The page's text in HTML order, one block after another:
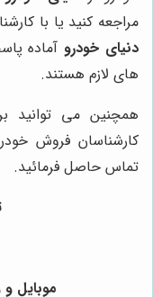
مراجعه کنید یا با
دنیای خودروآماده
های لازم هستند.
همچنین می توانید
کارشناسان فروش
تماس حاصل فرمائید.
موبایل و